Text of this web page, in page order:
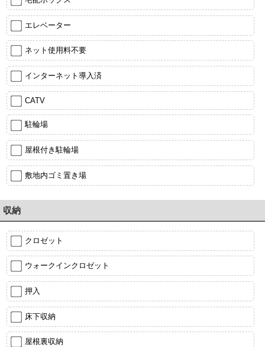
エレベーター
ネット使用料不要
インターネット導入済
CATV
駐輪場
屋根付き駐輪場
敷地内ゴミ置き場
収納
クロゼット
ウォークインクロゼット
押入
床下収納
屋根裏収納